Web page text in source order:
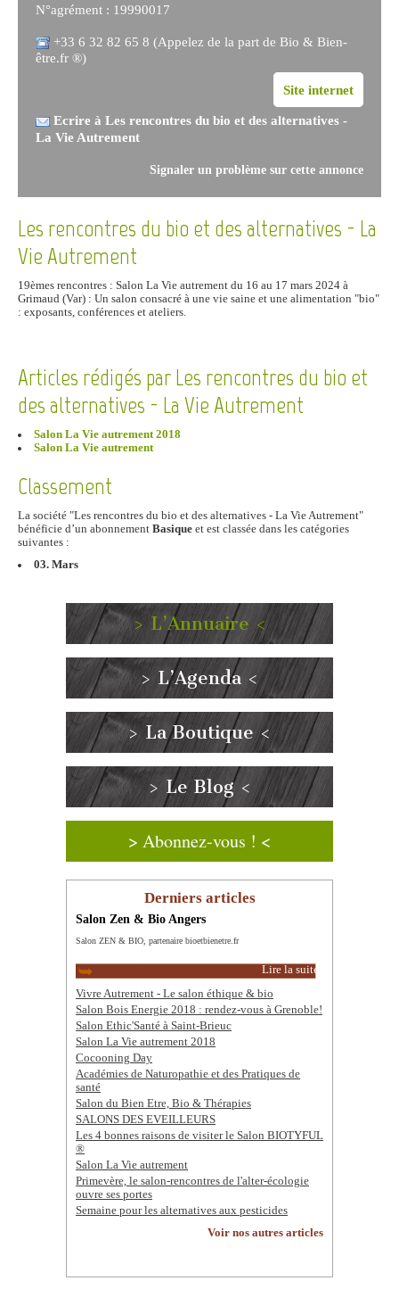
N°agrément : 19990017
+33 6 32 82 65 8 (Appelez de la part de Bio & Bien-
être.fr ®)
Site internet
Ecrire à Les rencontres du bio et des alternatives -
La Vie Autrement
Signaler un problème sur cette annonce
Les rencontres du bio et des alternatives - La
Vie Autrement
19èmes rencontres : Salon La Vie autrement du 16 au 17 mars 2024 à
Grimaud (Var) : Un salon consacré à une vie saine et une alimentation "bio"
: exposants, conférences et ateliers.
Articles rédigés par Les rencontres du bio et
des alternatives - La Vie Autrement
Salon La Vie autrement 2018
Salon La Vie autrement
Classement
La société "Les rencontres du bio et des alternatives - La Vie Autrement"
bénéficie d’un abonnement Basique et est classée dans les catégories
suivantes :
03. Mars
> L’Annuaire <
> L’Agenda <
> La Boutique <
> Le Blog <
> Abonnez-vous ! <
Derniers articles
Salon Zen & Bio Angers
Salon ZEN & BIO, partenaire bioetbienetre.fr
Lire la suite
Vivre Autrement - Le salon éthique & bio
Salon Bois Energie 2018 : rendez-vous à Grenoble!
Salon Ethic'Santé à Saint-Brieuc
Salon La Vie autrement 2018
Cocooning Day
Académies de Naturopathie et des Pratiques de
santé
Salon du Bien Etre, Bio & Thérapies
SALONS DES EVEILLEURS
Les 4 bonnes raisons de visiter le Salon BIOTYFUL
®
Salon La Vie autrement
Primevère, le salon-rencontres de l'alter-écologie
ouvre ses portes
Semaine pour les alternatives aux pesticides
Voir nos autres articles